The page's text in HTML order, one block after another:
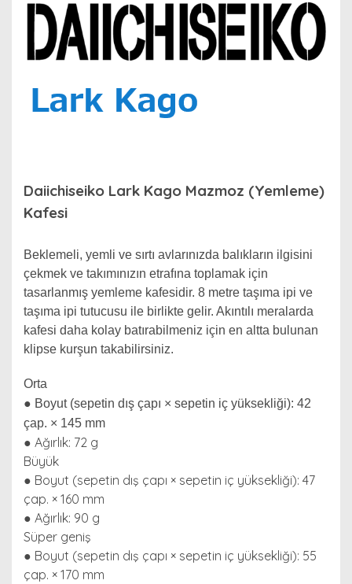
Daiichiseiko Lark Kago Mazmoz (Yemleme)
Kafesi
Beklemeli, yemli ve sırtı avlarınızda balıkların ilgisini
çekmek ve takımınızın etrafına toplamak için
tasarlanmış yemleme kafesidir. 8 metre taşıma ipi ve
taşıma ipi tutucusu ile birlikte gelir. Akıntılı meralarda
kafesi daha kolay batırabilmeniz için en altta bulunan
klipse kurşun takabilirsiniz.
Orta
● Boyut (sepetin dış çapı × sepetin iç yüksekliği): 42
çap. × 145 mm
● Ağırlık: 72 g
Büyük
● Boyut (sepetin dış çapı × sepetin iç yüksekliği): 47
çap. × 160 mm
● Ağırlık: 90 g
Süper geniş
● Boyut (sepetin dış çapı × sepetin iç yüksekliği): 55
çap. × 170 mm